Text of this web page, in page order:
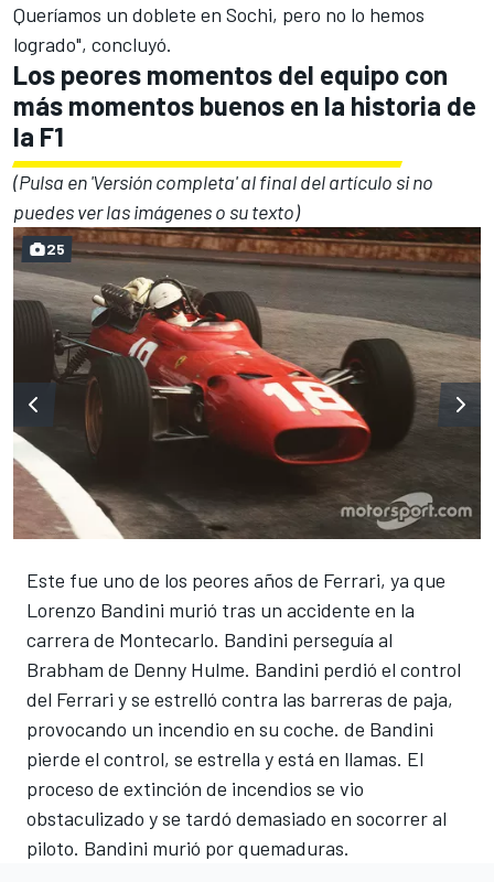
Queríamos un doblete en Sochi, pero no lo hemos
logrado", concluyó.
Los peores momentos del equipo con
más momentos buenos en la historia de
la F1
(Pulsa en 'Versión completa' al final del artículo si no
puedes ver las imágenes o su texto)
Este fue uno de los peores años de Ferrari, ya que
Lorenzo Bandini murió tras un accidente en la
carrera de Montecarlo. Bandini perseguía al
Brabham de Denny Hulme. Bandini perdió el control
del Ferrari y se estrelló contra las barreras de paja,
provocando un incendio en su coche. de Bandini
pierde el control, se estrella y está en llamas. El
proceso de extinción de incendios se vio
obstaculizado y se tardó demasiado en socorrer al
piloto. Bandini murió por quemaduras.
25